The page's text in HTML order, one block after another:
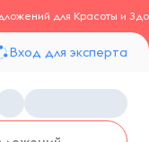
для Красоты и
Вход для эксперта